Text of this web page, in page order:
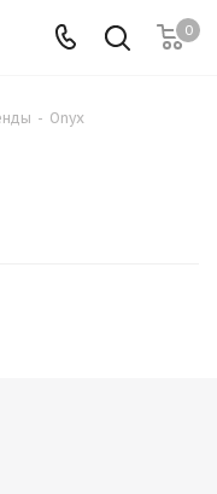
0
- Onyx